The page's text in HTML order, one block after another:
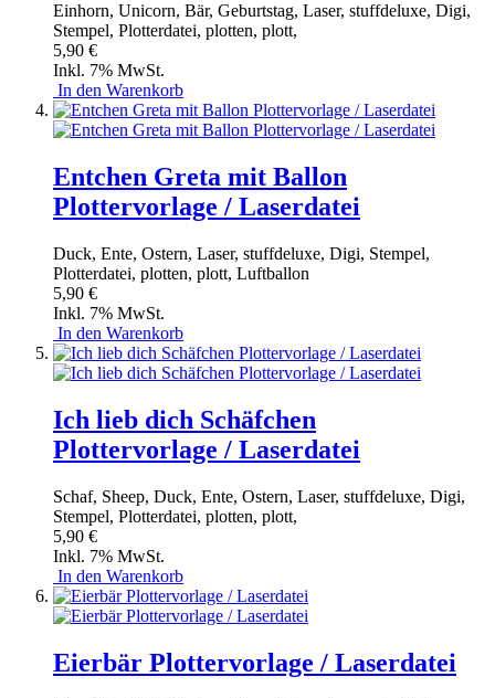
Einhorn, Unicorn, Bär, Geburtstag, Laser, stuffdeluxe, Digi,
Stempel, Plotterdatei, plotten, plott,
5,90 €
Inkl. 7% MwSt.
In den Warenkorb
Entchen Greta mit Ballon
Plottervorlage / Laserdatei
Duck, Ente, Ostern, Laser, stuffdeluxe, Digi, Stempel,
Plotterdatei, plotten, plott, Luftballon
5,90 €
Inkl. 7% MwSt.
In den Warenkorb
Ich lieb dich Schäfchen
Plottervorlage / Laserdatei
Schaf, Sheep, Duck, Ente, Ostern, Laser, stuffdeluxe, Digi,
Stempel, Plotterdatei, plotten, plott,
5,90 €
Inkl. 7% MwSt.
In den Warenkorb
Eierbär Plottervorlage / Laserdatei